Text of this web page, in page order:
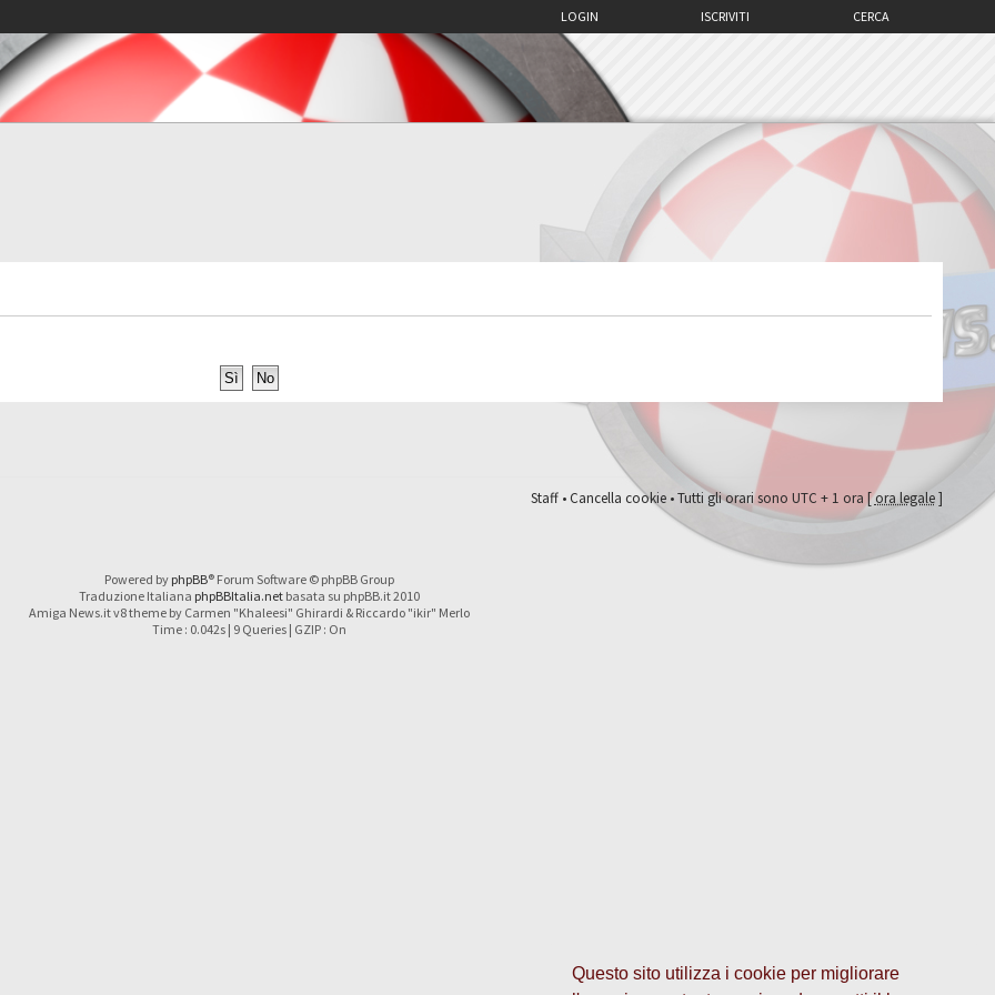
Questo sito utilizza i cookie per migliorare
CERCA
ISCRIVITI
LOGIN
Staff•Cancella cookie• Tutti gli orari sono UTC + 1 ora [ora legale]
Powered by phpBB® Forum Software © phpBB Group
Traduzione Italiana phpBBItalia.netbasata su phpBB.it 2010
Amiga News.it v8 theme by Carmen "Khaleesi" Ghirardi & Riccardo "ikir" Merlo
Time : 0.042s | 9 Queries | GZIP : On